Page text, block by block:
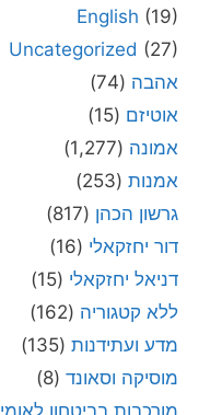
English (19)
Uncategorized (27)
אהבה (74)
אוטיזם (15)
אמונה (1,277)
אמנות (253)
גרשון הכהן (817)
דור יחזקאלי (16)
דניאל יחזקאלי (15)
ללא קטגוריה (162)
מדע ועתידנות (135)
מוסיקה וסאונד (8)
מורכבות בביטחון לאומי